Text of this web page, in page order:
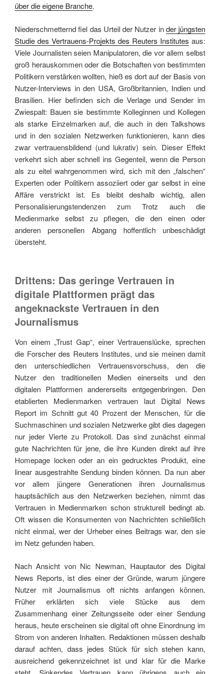
über die eigene Branche.
Niederschmetternd fiel das Urteil der Nutzer inder jüngsten
Studie des Vertrauens-Projekts des Reuters Institutes aus:
Viele Journalisten seien Manipulatoren, die vor allem selbst
groß herauskommen oder die Botschaften von bestimmten
Politikern verstärken wollten, hieß es dort auf der Basis von
Nutzer-Interviews in den USA, Großbritannien, Indien und
Brasilien. Hier befinden sich die Verlage und Sender im
Zwiespalt: Bauen sie bestimmte Kolleginnen und Kollegen
als starke Einzelmarken auf, die auch in den Talkshows
und in den sozialen Netzwerken funktionieren, kann dies
zwar vertrauensbildend (und lukrativ) sein. Dieser Effekt
verkehrt sich aber schnell ins Gegenteil, wenn die Person
als zu eitel wahrgenommen wird, sich mit den „falschen“
Experten oder Politikern assoziiert oder gar selbst in eine
Affäre verstrickt ist. Es bleibt deshalb wichtig, allen
Personalisierungstendenzen zum Trotz auch die
Medienmarke selbst zu pflegen, die den einen oder
anderen personellen Abgang hoffentlich unbeschädigt
übersteht.
Drittens: Das geringe Vertrauen in
digitale Plattformen prägt das
angeknackste Vertrauen in den
Journalismus
Von einem „Trust Gap“, einer Vertrauenslücke, sprechen
die Forscher des Reuters Institutes, und sie meinen damit
den unterschiedlichen Vertrauensvorschuss, den die
Nutzer den traditionellen Medien einerseits und den
digitalen Plattformen andererseits entgegenbringen. Den
etablierten Medienmarken vertrauen laut Digital News
Report im Schnitt gut 40 Prozent der Menschen, für die
Suchmaschinen und sozialen Netzwerke gibt dies dagegen
nur jeder Vierte zu Protokoll. Das sind zunächst einmal
gute Nachrichten für jene, die ihre Kunden direkt auf ihre
Homepage locken oder an ein gedrucktes Produkt, eine
linear ausgestrahlte Sendung binden können. Da nun aber
vor allem jüngere Generationen ihren Journalismus
hauptsächlich aus den Netzwerken beziehen, nimmt das
Vertrauen in Medienmarken schon strukturell bedingt ab.
Oft wissen die Konsumenten von Nachrichten schließlich
nicht einmal, wer der Urheber eines Beitrags war, den sie
im Netz gefunden haben.
Nach Ansicht von Nic Newman, Hauptautor des Digital
News Reports, ist dies einer der Gründe, warum jüngere
Nutzer mit Journalismus oft nichts anfangen können.
Früher erklärten sich viele Stücke aus dem
Zusammenhang einer Zeitungsseite oder einer Sendung
heraus, heute erscheinen sie digital oft ohne Einordnung im
Strom von anderen Inhalten. Redaktionen müssen deshalb
darauf achten, dass jedes Stück für sich stehen kann,
ausreichend gekennzeichnet ist und klar für die Marke